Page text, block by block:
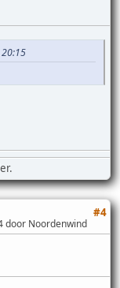
#4
door Noordenwind